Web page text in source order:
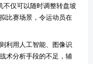
不仅可以随时调整转盘坡
比赛场景，令运动员在
利用人工智能、图像识
术分析手段的不足，辅